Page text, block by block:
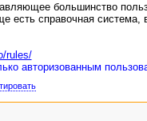
большинство
есть справочная система,
rules/
авторизованным